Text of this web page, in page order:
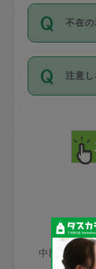
を依
参考
写真
詳細
1. 直
共通
72時
料が
直前
72時
依頼
金額
「お
せん
とに
まず
みて
その
不在
不在
が必
ジさ
てく
不在
きた
ご注
注意
で、
れて
けて
ード
玉、
あわ
中
中郡のタス